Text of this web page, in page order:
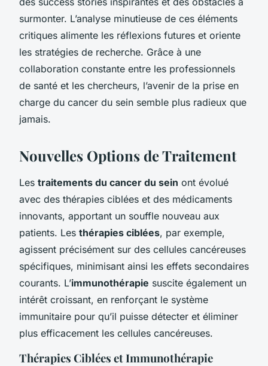
surmonter. L’analyse minutieuse de ces éléments
critiques alimente les réflexions futures et oriente
les stratégies de recherche. Grâce à une
collaboration constante entre les professionnels
de santé et les chercheurs, l’avenir de la prise en
charge du cancer du sein semble plus radieux que
jamais.
Nouvelles Options de Traitement
Les traitements du cancer du sein ont évolué
avec des thérapies ciblées et des médicaments
innovants, apportant un souffle nouveau aux
patients. Les thérapies ciblées, par exemple,
agissent précisément sur des cellules cancéreuses
spécifiques, minimisant ainsi les effets secondaires
courants. L’immunothérapie suscite également un
intérêt croissant, en renforçant le système
immunitaire pour qu’il puisse détecter et éliminer
plus efficacement les cellules cancéreuses.
Thérapies Ciblées et Immunothérapie